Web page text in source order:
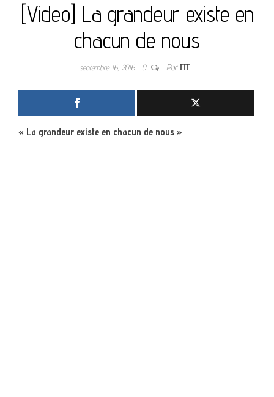
[Video] La grandeur existe en
chacun de nous
septembre 16, 2016 0 ParJEFF
« La grandeur existe en chacun de nous »